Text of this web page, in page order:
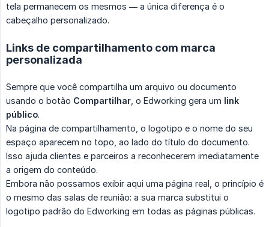
tela permanecem os mesmos — a única diferença é o
cabeçalho personalizado.
Links de compartilhamento com marca
personalizada
Sempre que você compartilha um arquivo ou documento
usando o botão Compartilhar , o Edworking gera um link
público.
Na página de compartilhamento, o logotipo e o nome do seu
espaço aparecem no topo, ao lado do título do documento.
Isso ajuda clientes e parceiros a reconhecerem imediatamente
a origem do conteúdo.
Embora não possamos exibir aqui uma página real, o princípio é
o mesmo das salas de reunião: a sua marca substitui o
logotipo padrão do Edworking em todas as páginas públicas.